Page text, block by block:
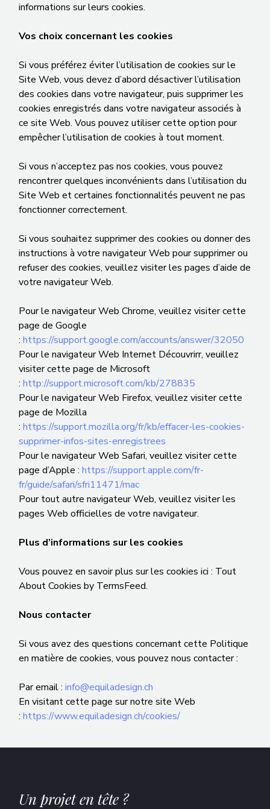
informations sur leurs cookies.
Vos choix concernant les cookies
Si vous préférez éviter l’utilisation de cookies sur le
Site Web, vous devez d’abord désactiver l’utilisation
des cookies dans votre navigateur, puis supprimer les
cookies enregistrés dans votre navigateur associés à
ce site Web. Vous pouvez utiliser cette option pour
empêcher l’utilisation de cookies à tout moment.
Si vous n’acceptez pas nos cookies, vous pouvez
rencontrer quelques inconvénients dans l’utilisation du
Site Web et certaines fonctionnalités peuvent ne pas
fonctionner correctement.
Si vous souhaitez supprimer des cookies ou donner des
instructions à votre navigateur Web pour supprimer ou
refuser des cookies, veuillez visiter les pages d’aide de
votre navigateur Web.
Pour le navigateur Web Chrome, veuillez visiter cette
page de Google
: https://support.google.com/accounts/answer/32050
Pour le navigateur Web Internet Découvrirr, veuillez
visiter cette page de Microsoft
: http://support.microsoft.com/kb/278835
Pour le navigateur Web Firefox, veuillez visiter cette
page de Mozilla
: https://support.mozilla.org/fr/kb/effacer-les-cookies-
supprimer-infos-sites-enregistrees
Pour le navigateur Web Safari, veuillez visiter cette
page d’Apple : https://support.apple.com/fr-
fr/guide/safari/sfri11471/mac
Pour tout autre navigateur Web, veuillez visiter les
pages Web officielles de votre navigateur.
Plus d’informations sur les cookies
Vous pouvez en savoir plus sur les cookies ici : Tout
About Cookies by TermsFeed.
Nous contacter
Si vous avez des questions concernant cette Politique
en matière de cookies, vous pouvez nous contacter :
Par email : info@equiladesign.ch
En visitant cette page sur notre site Web
: https://www.equiladesign.ch/cookies/
Un projet en tête ?